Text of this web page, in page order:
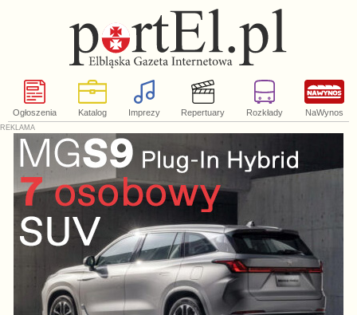
Ogłoszenia Katalog Imprezy Repertuary Rozkłady NaWynos